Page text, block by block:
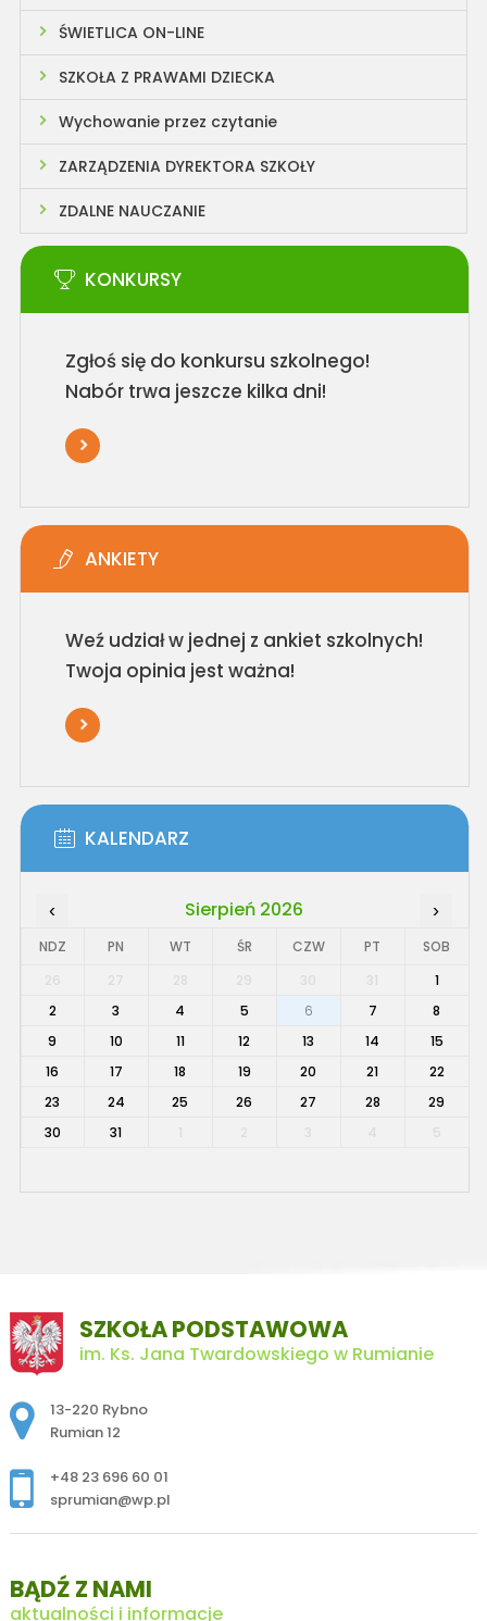
ŚWIETLICA ON-LINE
SZKOŁA Z PRAWAMI DZIECKA
Wychowanie przez czytanie
ZARZĄDZENIA DYREKTORA SZKOŁY
ZDALNE NAUCZANIE
KONKURSY
Zgłoś się do konkursu szkolnego!
Nabór trwa jeszcze kilka dni!
ANKIETY
Weź udział w jednej z ankiet szkolnych!
Twoja opinia jest ważna!
KALENDARZ
‹ Sierpień 2026 ›
NDZ PN WT ŚR CZW PT
SOB
1
2
3 4 5 6 7
8
9
10 11 12 13 14
15
16
17 18 19 20 21
22
23
24 25 26 27 28
29
30
31
SZKOŁA PODSTAWOWA
im. Ks. Jana Twardowskiego w Rumianie
Adres pocztowy:
13-220 Rybno
Rumian 12
+48 23 696 60 01
sprumian@wp.pl
BĄDŹ Z NAMI
aktualności i informacje